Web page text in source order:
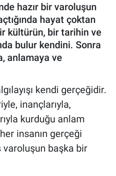
hazır bir varoluşun
hayat çoktan
kültürün, bir tarihin ve
bulur kendini. Sonra
anlamaya ve
kendi gerçeğidir.
inançlarıyla,
kurduğu anlam
insanın gerçeği
varoluşun başka bir